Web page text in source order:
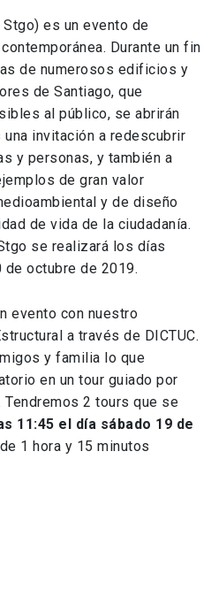
es un evento de
Durante un fin
de numerosos edificios y
de Santiago, que
al público, se abrirán
invitación a redescubrir
y personas, y también a
de gran valor
y de diseño
de vida de la ciudadanía.
se realizará los días
octubre de 2019.
evento con nuestro
a través de DICTUC.
y familia lo que
en un tour guiado por
Tendremos 2 tours que se
11:45 el día sábado 19 de
1 hora y 15 minutos